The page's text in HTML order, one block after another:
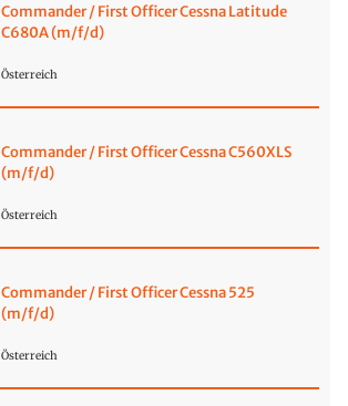
Commander / First Officer Cessna Latitude
C680A (m/f/d)
Österreich
Commander / First Officer Cessna C560XLS
(m/f/d)
Österreich
Commander / First Officer Cessna 525
(m/f/d)
Österreich